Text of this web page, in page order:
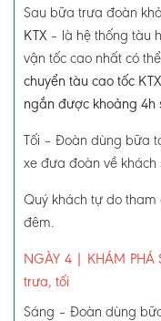
Sau bữa trưa đoàn
KTX – là hệ thống tàu
vận tốc cao nhất có
chuyển tàu cao tốc
ngắn được khoảng 4h
Tối – Đoàn dùng bữa
xe đưa đoàn về khách
Quý khách tự do
đêm.
NGÀY 4 | KHÁM PHÁ
trưa, tối
Sáng – Đoàn dùng